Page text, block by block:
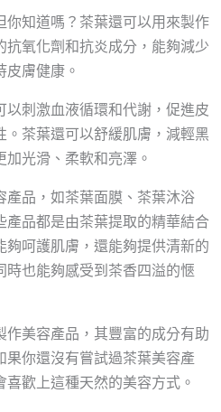
你知道嗎？茶葉還可以用來製作
氧化劑和抗炎成分，能夠減少
膚健康。
刺激血液循環和代謝，促進皮
茶葉還可以舒緩肌膚，減輕黑
光滑、柔軟和亮澤。
品，如茶葉面膜、茶葉沐浴
產品都是由茶葉提取的精華結合
呵護肌膚，還能夠提供清新的
時也能夠感受到茶香四溢的愜
美容產品，其豐富的成分有助
你還沒有嘗試過茶葉美容產
歡上這種天然的美容方式。